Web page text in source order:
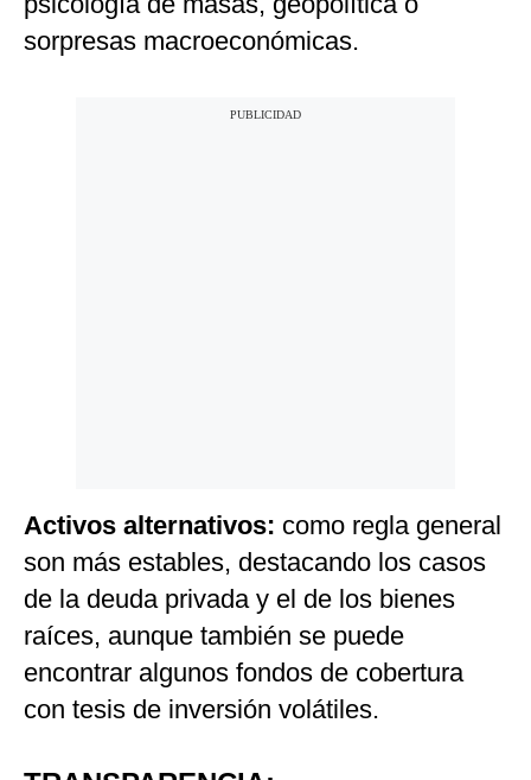
sorpresas macroeconómicas.
Activos alternativos: como regla general
son más estables, destacando los casos
de la deuda privada y el de los bienes
raíces, aunque también se puede
encontrar algunos fondos de cobertura
con tesis de inversión volátiles.